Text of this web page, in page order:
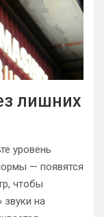
лишних
уровень
— появятся
чтобы
на